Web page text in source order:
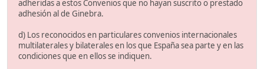
adheridas a estos Convenios que no hayan suscrito o prestado
adhesión al de Ginebra.
d) Los reconocidos en particulares convenios internacionales
multilaterales y bilaterales en los que España sea parte y en las
condiciones que en ellos se indiquen.